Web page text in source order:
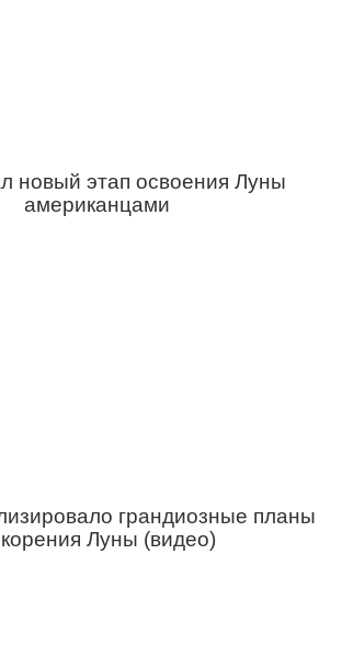
новый этап освоения Луны
американцами
грандиозные планы
Луны (видео)